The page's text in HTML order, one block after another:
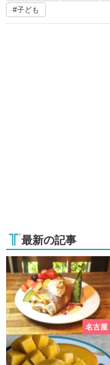
子ども
最新の記事
名古屋